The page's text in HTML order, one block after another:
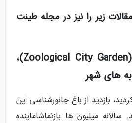
زیر را نیز در مجله طینت
باغ جانورشناسی (Zoological City Garden)،
های شهر
بازدید از باغ جانورشناسی این
میلیون ها بازتماشاماینده